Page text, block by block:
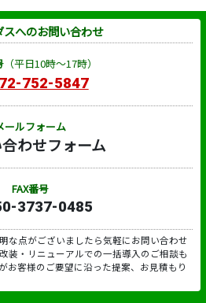
スへのお問い合わせ
（平日10時～17時）
752-5847
ールフォーム
わせフォーム
FAX番号
3737-0485
な点がございましたら気軽にお問い合わせ
装・リニューアルでの一括導入のご相談も
お客様のご要望に沿った提案、お見積もり